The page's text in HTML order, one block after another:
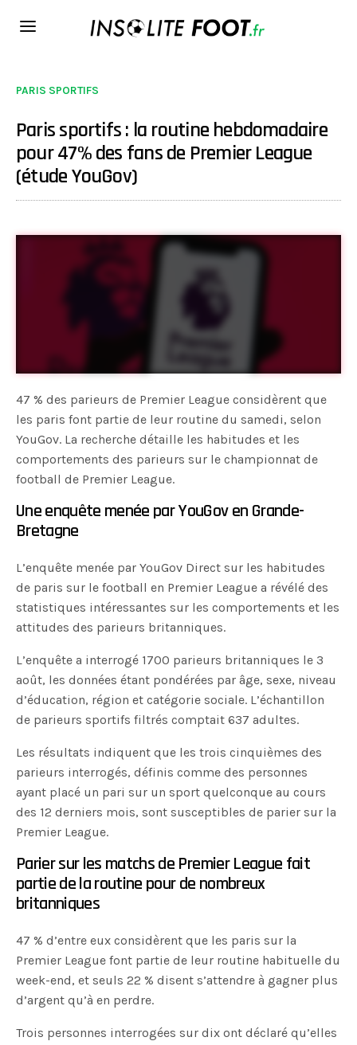
PARIS SPORTIFS
Paris sportifs : la routine hebdomadaire
pour 47% des fans de Premier League
(étude YouGov)
47 % des parieurs de Premier League considèrent que
les paris font partie de leur routine du samedi, selon
YouGov. La recherche détaille les habitudes et les
comportements des parieurs sur le championnat de
football de Premier League.
Une enquête menée par YouGov en Grande-
Bretagne
L’enquête menée par YouGov Direct sur les habitudes
de paris sur le football en Premier League a révélé des
statistiques intéressantes sur les comportements et les
attitudes des parieurs britanniques.
L’enquête a interrogé 1700 parieurs britanniques le 3
août, les données étant pondérées par âge, sexe, niveau
d’éducation, région et catégorie sociale. L’échantillon
de parieurs sportifs filtrés comptait 637 adultes.
Les résultats indiquent que les trois cinquièmes des
parieurs interrogés, définis comme des personnes
ayant placé un pari sur un sport quelconque au cours
des 12 derniers mois, sont susceptibles de parier sur la
Premier League.
Parier sur les matchs de Premier League fait
partie de la routine pour de nombreux
britanniques
47 % d’entre eux considèrent que les paris sur la
Premier League font partie de leur routine habituelle du
week-end, et seuls 22 % disent s’attendre à gagner plus
d’argent qu’à en perdre.
Trois personnes interrogées sur dix ont déclaré qu’elles